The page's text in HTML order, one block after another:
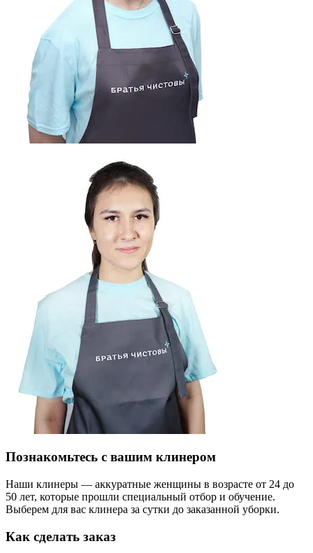
Познакомьтесь с вашим клинером
Наши клинеры — аккуратные женщины в возрасте от 24 до
50 лет, которые прошли специальный отбор и обучение.
Выберем для вас клинера за сутки до заказанной уборки.
Как сделать заказ